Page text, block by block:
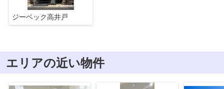
ジーベック高井戸
エリアの近い物件